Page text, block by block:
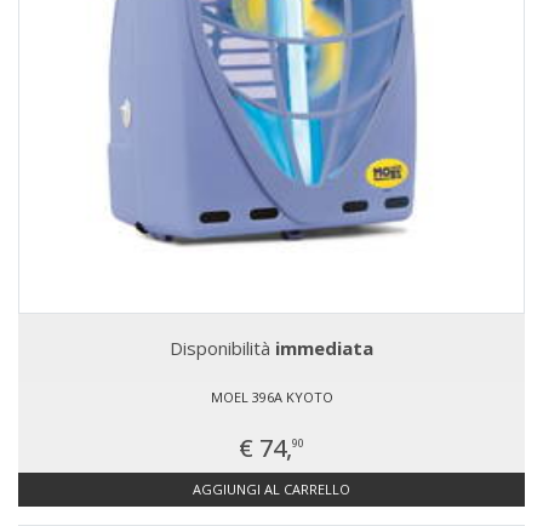
Disponibilità immediata
MOEL 396A KYOTO
€ 74,90
AGGIUNGI AL CARRELLO